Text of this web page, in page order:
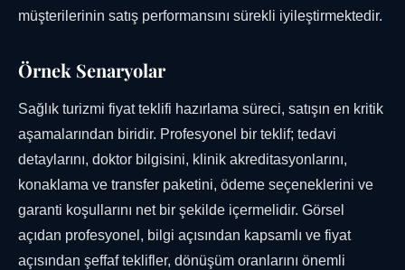
müşterilerinin satış performansını sürekli iyileştirmektedir.
Örnek Senaryolar
Sağlık turizmi fiyat teklifi hazırlama süreci, satışın en kritik
aşamalarından biridir. Profesyonel bir teklif; tedavi
detaylarını, doktor bilgisini, klinik akreditasyonlarını,
konaklama ve transfer paketini, ödeme seçeneklerini ve
garanti koşullarını net bir şekilde içermelidir. Görsel
açıdan profesyonel, bilgi açısından kapsamlı ve fiyat
açısından şeffaf teklifler, dönüşüm oranlarını önemli